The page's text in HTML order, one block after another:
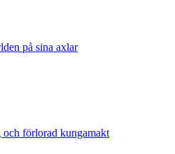
på sina axlar
förlorad kungamakt